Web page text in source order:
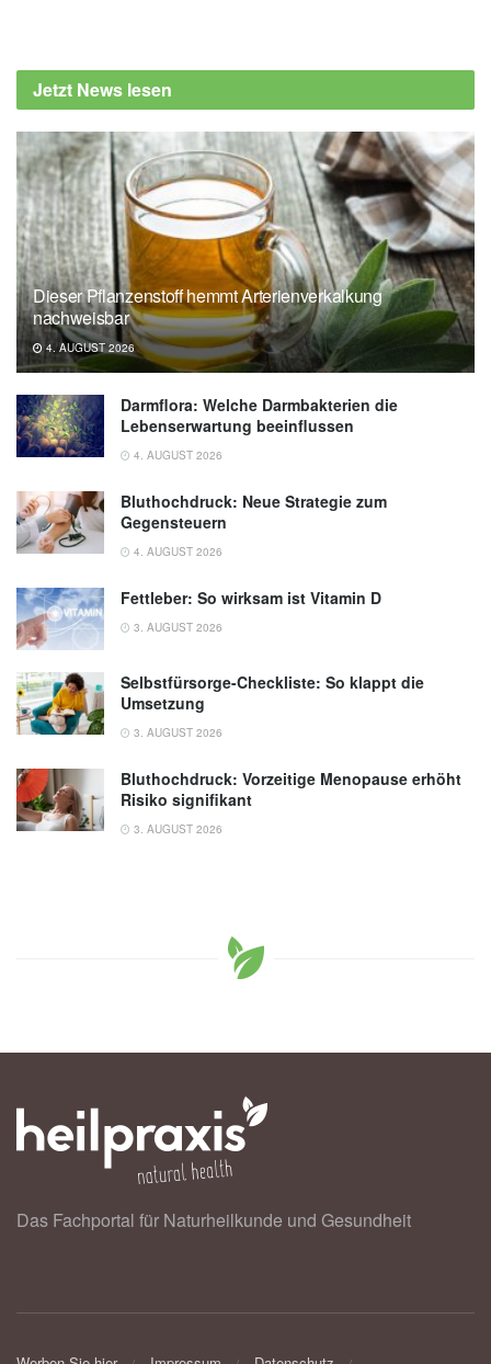
menthol flavoring is associated with
increased inhaled micro and sub‑micron
combustion cigarette smokers; in:
Respiratory Research (2023)
University of Pittsburgh: Mint flavor makes
vape juice more toxic, damaging to lungs
(veröffentlicht: 10.04.2023),upmc.com
Jetzt News lesen
Dieser Pflanzenstoff hemmt Arterienverkalkung
nachweisbar
4. AUGUST 2026
Darmflora: Welche Darmbakterien die
Lebenserwartung beeinflussen
4. AUGUST 2026
Bluthochdruck: Neue Strategie zum
Gegensteuern
4. AUGUST 2026
Fettleber: So wirksam ist Vitamin D
3. AUGUST 2026
Selbstfürsorge-Checkliste: So klappt die
Umsetzung
3. AUGUST 2026
Bluthochdruck: Vorzeitige Menopause erhöht
Risiko signifikant
3. AUGUST 2026
Das Fachportal für Naturheilkunde und Gesundheit